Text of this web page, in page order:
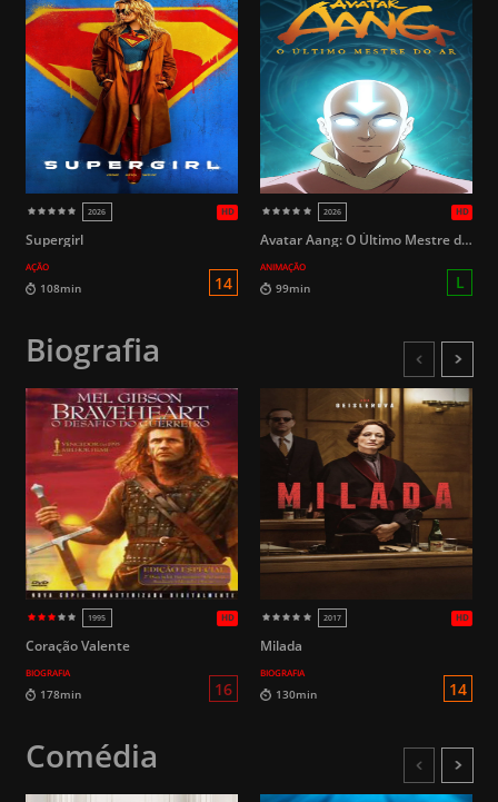
HD 2026
99min L 104min
Supergirl
AÇÃO
Avatar Aang: O Último Mestre do Ar
ANIMAÇÃO
Biografia
Coração Valente
BIOGRAFIA
Milada
BIOGRAFIA
Comédia